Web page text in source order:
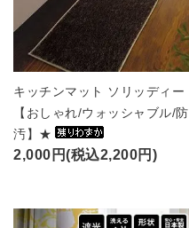
キッチンマット ソリッディー
【おしゃれ/ウォッシャブル/防
汚】★
2,000円(税込2,200円)